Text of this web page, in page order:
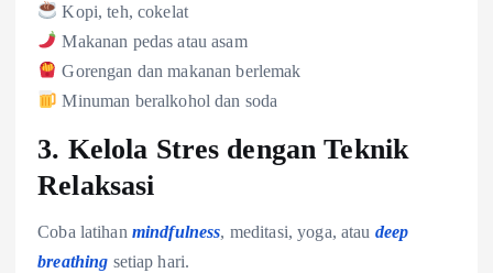
Kopi, teh, cokelat
Makanan pedas atau asam
Gorengan dan makanan berlemak
Minuman beralkohol dan soda
3. Kelola Stres dengan Teknik
Relaksasi
Coba latihan mindfulness, meditasi, yoga, atau deep
breathing setiap hari.